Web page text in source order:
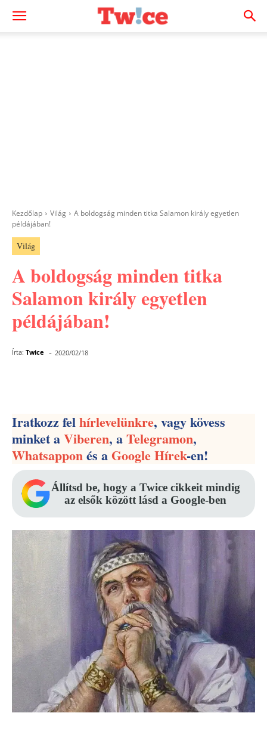
Kezdőlap Világ
A boldogság minden titka Salamon király egyetlen
példájában!
Világ
A boldogság minden titka
Salamon király egyetlen
példájában!
Írta: Twice - 2020/02/18
Iratkozz felhírlevelünkre, vagy kövess
minket aViberen, aTelegramon,
Whatsapponés aGoogle Hírek-en!
Állítsd be, hogy a Twice cikkeit mindig
az elsők között lásd a Google-ben